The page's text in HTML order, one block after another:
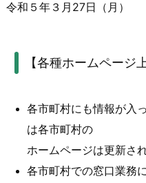
令和５年３月27日（月）
【各種ホームページ
各市町村にも情報が入
は各市町村の
ホームページは更新さ
各市町村での窓口業務